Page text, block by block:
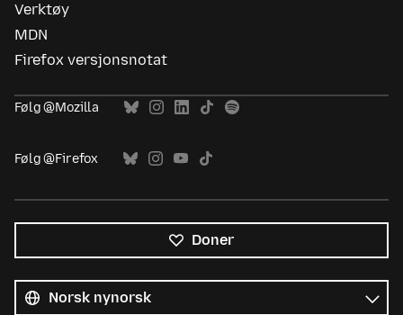
Verktøy
MDN
Firefox versjonsnotat
Følg @Mozilla
Følg @Firefox
Doner
språk
Språk